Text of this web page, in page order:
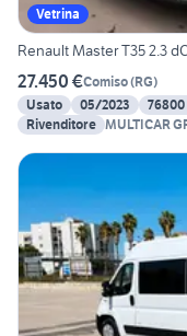
Vetrina
Renault Master T35 2.3
27.450 €Comiso(RG)
Usato
05/2023 76800
Rivenditore MULTICAR